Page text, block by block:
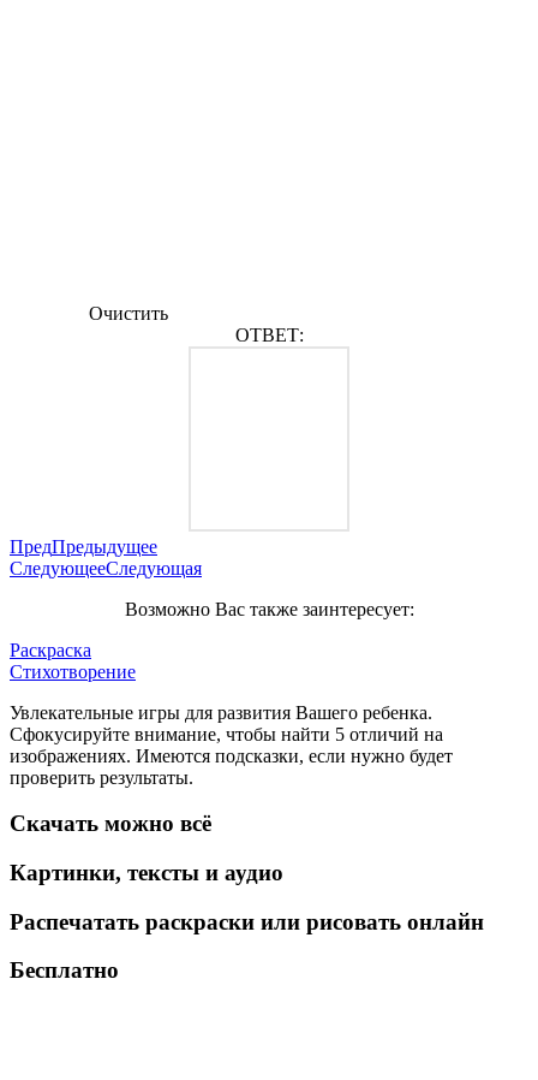
Очистить
ОТВЕТ:
ПредПредыдущее
СледующееСледующая
Возможно Вас также заинтересует:
Раскраска
Стихотворение
Увлекательные игры для развития Вашего ребенка.
Сфокусируйте внимание, чтобы найти 5 отличий на
изображениях. Имеются подсказки, если нужно будет
проверить результаты.
Скачать можно всё
Картинки, тексты и аудио
Распечатать раскраски или рисовать онлайн
Бесплатно